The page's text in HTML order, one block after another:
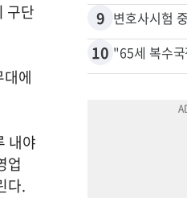
구단
에
내야
업
다.
9
10